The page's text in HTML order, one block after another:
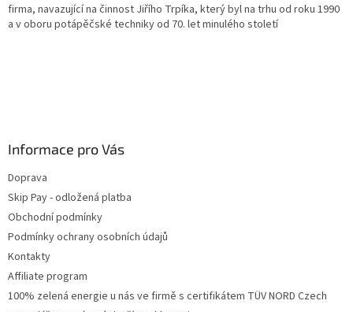
firma, navazující na činnost Jiřího Trpíka, který byl na trhu od roku 1990
a v oboru potápěčské techniky od 70. let minulého století
Informace pro Vás
Doprava
Skip Pay - odložená platba
Obchodní podmínky
Podmínky ochrany osobních údajů
Kontakty
Affiliate program
100% zelená energie u nás ve firmě s certifikátem TÜV NORD Czech